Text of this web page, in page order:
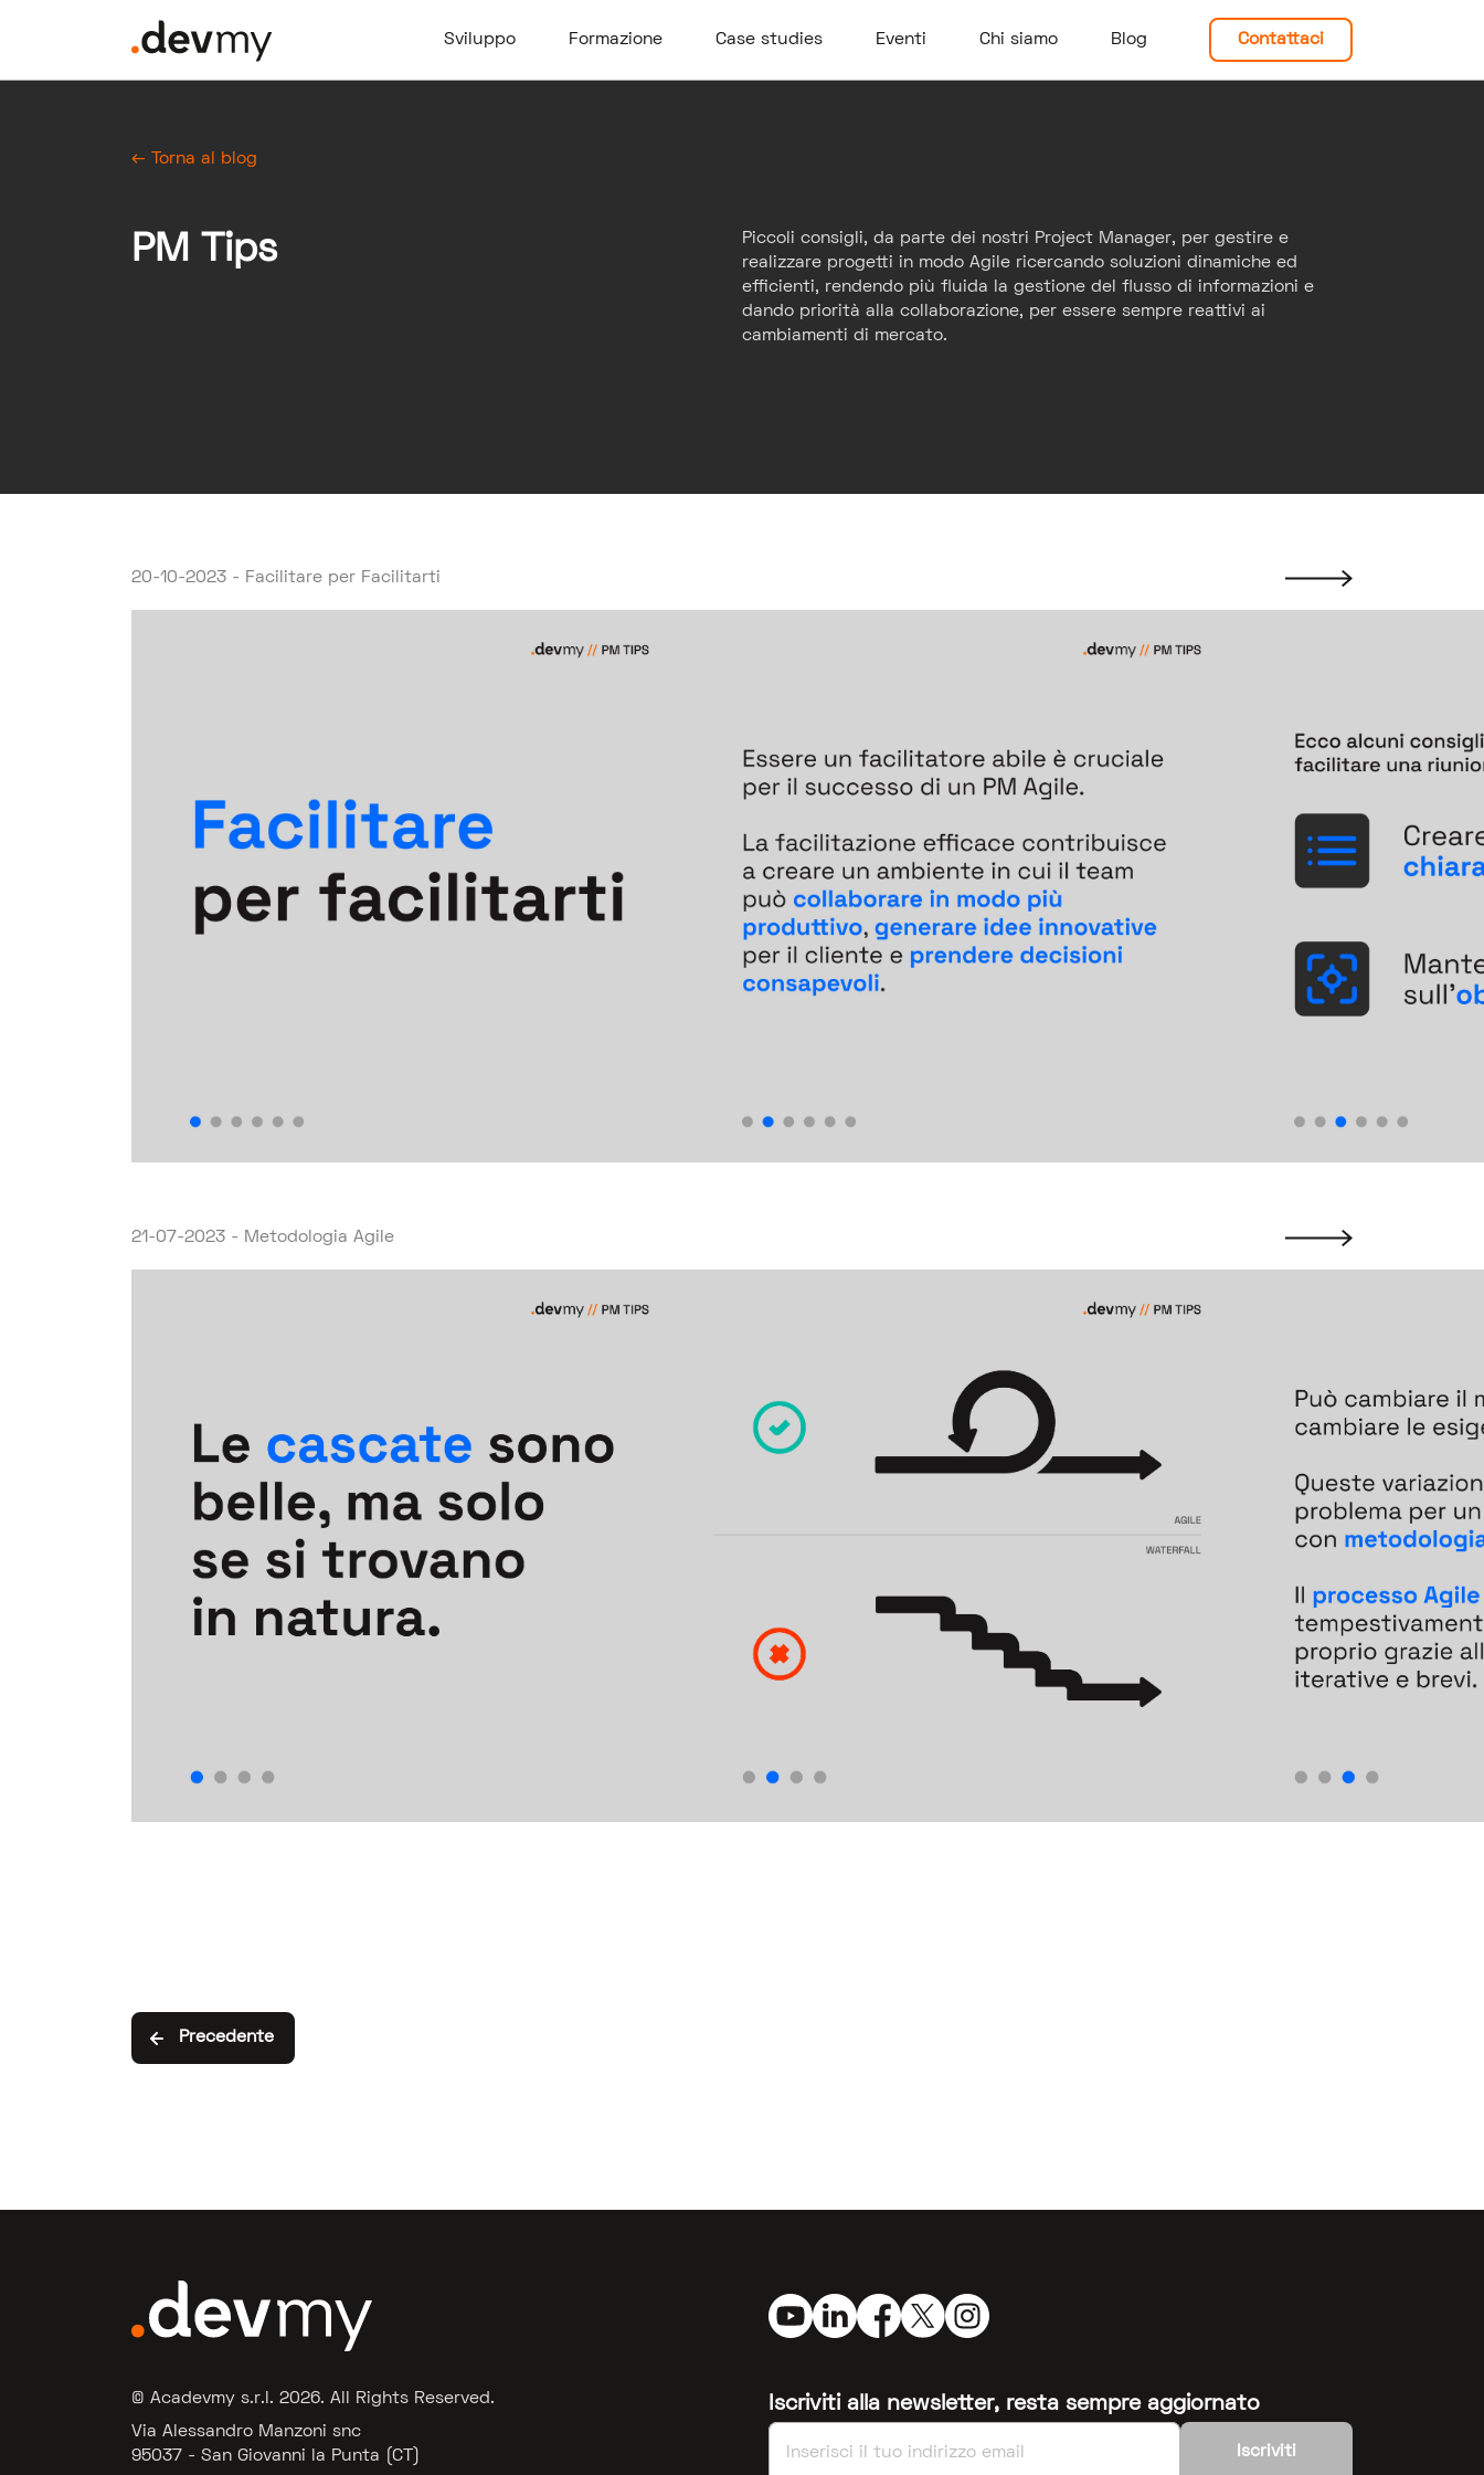
Sviluppo Formazione Case studies Eventi Chi siamo Blog Contattaci
← Torna al blog
PM Tips
Piccoli consigli, da parte dei nostri Project Manager, per gestire e
realizzare progetti in modo Agile ricercando soluzioni dinamiche ed
efficienti, rendendo più fluida la gestione del flusso di informazioni e
dando priorità alla collaborazione, per essere sempre reattivi ai
cambiamenti di mercato.
20-10-2023 - Facilitare per Facilitarti
21-07-2023 - Metodologia Agile
Precedente
© Acadevmy s.r.l. 2026. All Rights Reserved.
Via Alessandro Manzoni snc
95037 - San Giovanni la Punta (CT)
Iscriviti alla newsletter, resta sempre aggiornato
Iscriviti